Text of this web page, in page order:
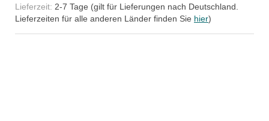
Lieferzeit: 2-7 Tage (gilt für Lieferungen nach Deutschland.
Lieferzeiten für alle anderen Länder finden Sie hier)